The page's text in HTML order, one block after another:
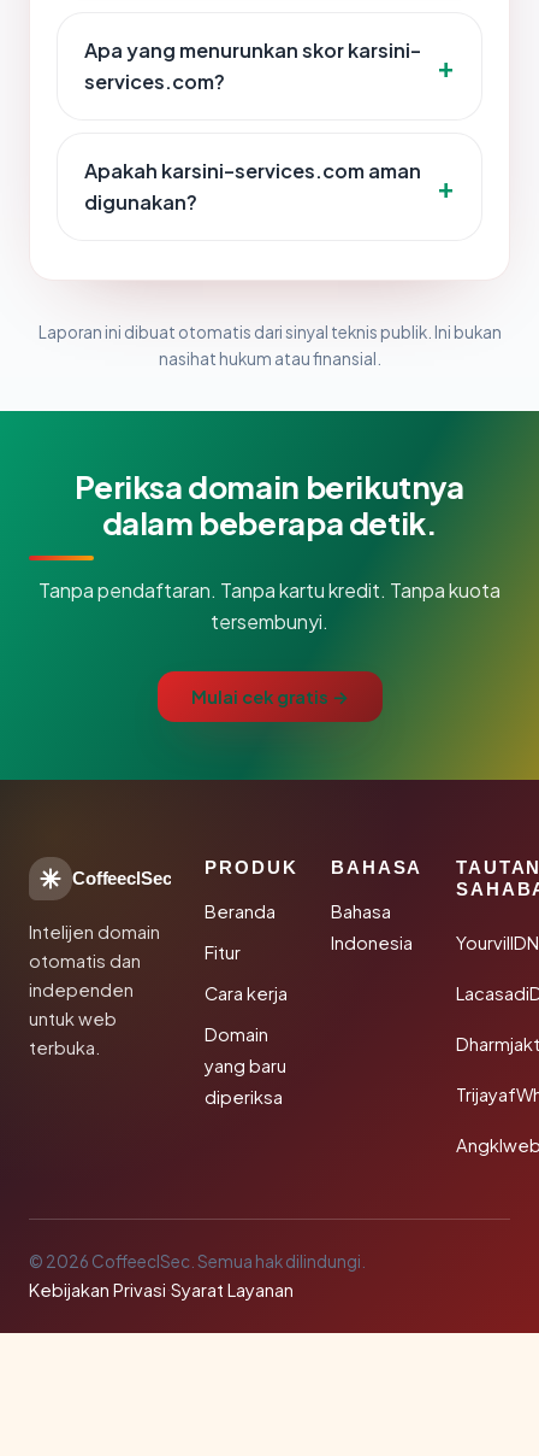
Apa yang menurunkan skor karsini-
services.com?
Apakah karsini-services.com aman
digunakan?
Laporan ini dibuat otomatis dari sinyal teknis publik. Ini bukan
nasihat hukum atau finansial.
Periksa domain berikutnya
dalam beberapa detik.
Tanpa pendaftaran. Tanpa kartu kredit. Tanpa kuota
tersembunyi.
Mulai cek gratis →
CoffeeclSec
Intelijen domain
otomatis dan
independen
untuk web
terbuka.
PRODUK
Beranda
Fitur
Cara kerja
Domain
yang baru
diperiksa
BAHASA
Bahasa
Indonesia
© 2026 CoffeeclSec. Semua hak dilindungi.
Kebijakan Privasi·Syarat Layanan